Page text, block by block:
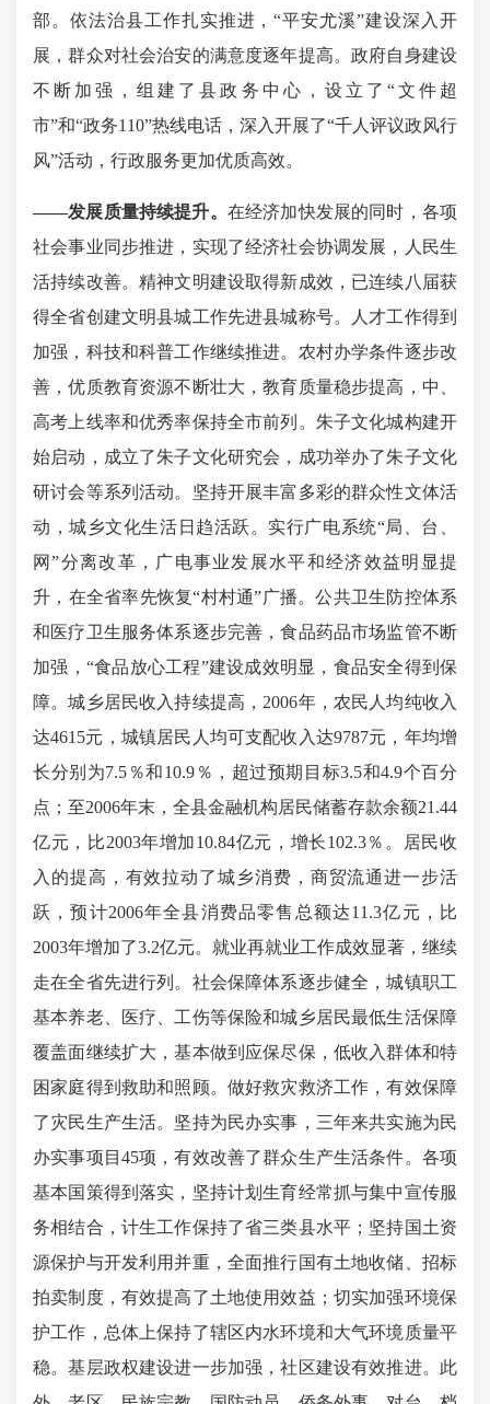
部。依法治县工作扎实推进，“平安尤溪”建设深入开
展，群众对社会治安的满意度逐年提高。政府自身建设
不断加强，组建了县政务中心，设立了“文件超
市”和“政务110”热线电话，深入开展了“千人评议政风行
风”活动，行政服务更加优质高效。
——发展质量持续提升。 在经济加快发展的同时，各项
社会事业同步推进，实现了经济社会协调发展，人民生
活持续改善。精神文明建设取得新成效，已连续八届获
得全省创建文明县城工作先进县城称号。人才工作得到
加强，科技和科普工作继续推进。农村办学条件逐步改
善，优质教育资源不断壮大，教育质量稳步提高，中、
高考上线率和优秀率保持全市前列。朱子文化城构建开
始启动，成立了朱子文化研究会，成功举办了朱子文化
研讨会等系列活动。坚持开展丰富多彩的群众性文体活
动，城乡文化生活日趋活跃。实行广电系统“局、台、
网”分离改革，广电事业发展水平和经济效益明显提
升，在全省率先恢复“村村通”广播。公共卫生防控体系
和医疗卫生服务体系逐步完善，食品药品市场监管不断
加强，“食品放心工程”建设成效明显，食品安全得到保
障。城乡居民收入持续提高，2006年，农民人均纯收入
达4615元，城镇居民人均可支配收入达9787元，年均增
长分别为7.5％和10.9％，超过预期目标3.5和4.9个百分
点 ； 至2006年末，全县金融机构居民储蓄存款余额21.44
亿元，比2003年增加10.84亿元，增长102.3％。居民收
入的提高，有效拉动了城乡消费，商贸流通进一步活
跃，预计2006年全县消费品零售总额达11.3亿元，比
2003年增加了3.2亿元。就业再就业工作成效显著，继续
走在全省先进行列。社会保障体系逐步健全，城镇职工
基本养老、医疗、工伤等保险和城乡居民最低生活保障
覆盖面继续扩大，基本做到应保尽保，低收入群体和特
困家庭得到救助和照顾。做好救灾救济工作，有效保障
了灾民生产生活。坚持为民办实事，三年来共实施为民
办实事项目45项，有效改善了群众生产生活条件。各项
基本国策得到落实，坚持计划生育经常抓与集中宣传服
务相结合，计生工作保持了省三类县水平；坚持国土资
源保护与开发利用并重，全面推行国有土地收储、招标
拍卖制度，有效提高了土地使用效益；切实加强环境保
护工作，总体上保持了辖区内水环境和大气环境质量平
稳。基层政权建设进一步加强，社区建设有效推进。此